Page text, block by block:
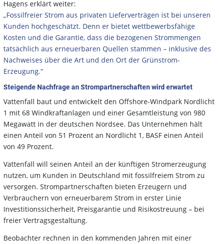
Hagens erklärt weiter:
„Fossilfreier Strom aus privaten Lieferverträgen ist bei unseren
Kunden hochgeschätzt. Denn er bietet wettbewerbsfähige
Kosten und die Garantie, dass die bezogenen Strommengen
tatsächlich aus erneuerbaren Quellen stammen – inklusive des
Nachweises über die Art und den Ort der Grünstrom-
Erzeugung.“
Steigende Nachfrage an Strompartnerschaften wird erwartet
Vattenfall baut und entwickelt den Offshore-Windpark Nordlicht
1 mit 68 Windkraftanlagen und einer Gesamtleistung von 980
Megawatt in der deutschen Nordsee. Das Unternehmen hält
einen Anteil von 51 Prozent an Nordlicht 1, BASF einen Anteil
von 49 Prozent.
Vattenfall will seinen Anteil an der künftigen Stromerzeugung
nutzen, um Kunden in Deutschland mit fossilfreiem Strom zu
versorgen. Strompartnerschaften bieten Erzeugern und
Verbrauchern von erneuerbarem Strom in erster Linie
Investitionssicherheit, Preisgarantie und Risikostreuung – bei
freier Vertragsgestaltung.
Beobachter rechnen in den kommenden Jahren mit einer